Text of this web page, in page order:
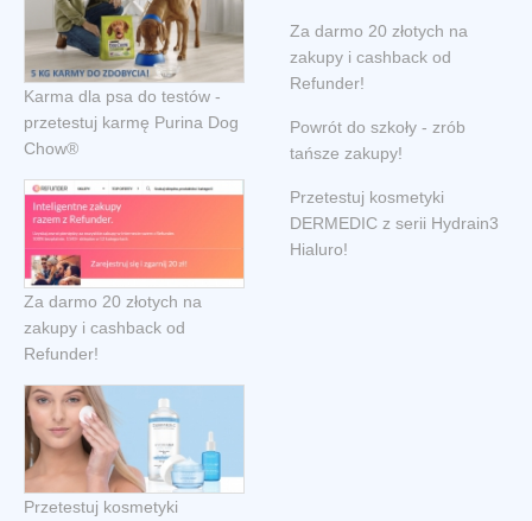
Karma dla psa do testów -
przetestuj karmę Purina Dog
Chow®
Za darmo 20 złotych na
zakupy i cashback od
Refunder!
Przetestuj kosmetyki
Za darmo 20 złotych na
zakupy i cashback od
Refunder!
Powrót do szkoły - zrób
tańsze zakupy!
Przetestuj kosmetyki
DERMEDIC z serii Hydrain3
Hialuro!